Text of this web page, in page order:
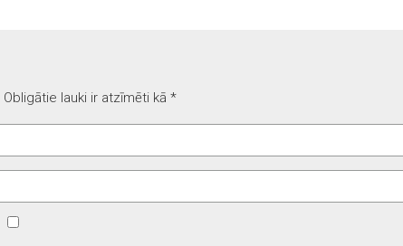
Obligātie lauki ir atzīmēti kā *